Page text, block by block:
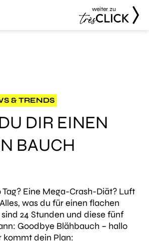
weiter zu
& TRENDS
DIR EINEN
BAUCH
Tag? Eine Mega-Crash-Diät? Luft
was du für einen flachen
24 Stunden und diese fünf
Goodbye Blähbauch – hallo
kommt dein Plan: